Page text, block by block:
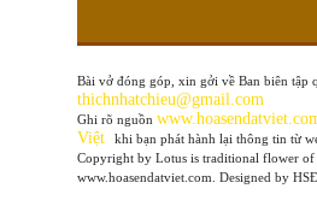
Bài vở đóng góp, xin gởi về Ban biên tập
thichnhatchieu@gmail.com
Ghi rõ nguồn www
Việt
khi bạn phát hành lại thông tin từ
Copyright by Lotus is traditional flower of
www.hoasendatviet.com. Designed by